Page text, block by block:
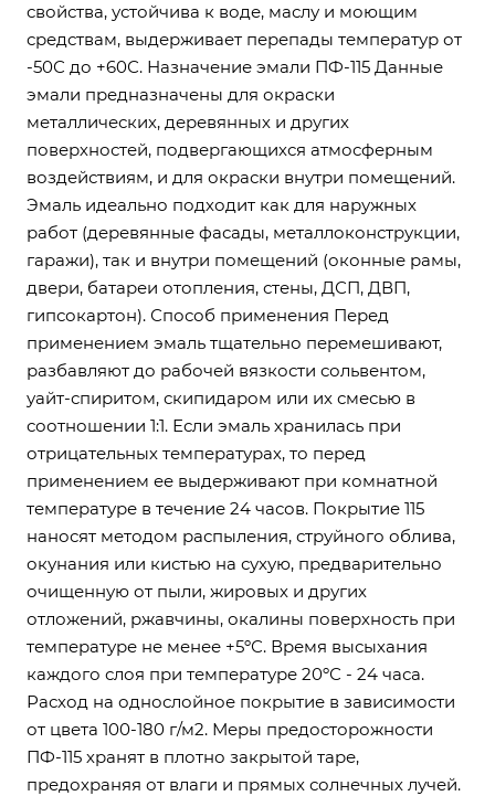
свойства, устойчива к воде, маслу и моющим
средствам, выдерживает перепады температур от
-50С до +60С. Назначение эмали ПФ-115 Данные
эмали предназначены для окраски
металлических, деревянных и других
поверхностей, подвергающихся атмосферным
воздействиям, и для окраски внутри помещений.
Эмаль идеально подходит как для наружных
работ (деревянные фасады, металлоконструкции,
гаражи), так и внутри помещений (оконные рамы,
двери, батареи отопления, стены, ДСП, ДВП,
гипсокартон). Способ применения Перед
применением эмаль тщательно перемешивают,
разбавляют до рабочей вязкости сольвентом,
уайт-спиритом, скипидаром или их смесью в
соотношении 1:1. Если эмаль хранилась при
отрицательных температурах, то перед
применением ее выдерживают при комнатной
температуре в течение 24 часов. Покрытие 115
наносят методом распыления, струйного облива,
окунания или кистью на сухую, предварительно
очищенную от пыли, жировых и других
отложений, ржавчины, окалины поверхность при
температуре не менее +5ºС. Время высыхания
каждого слоя при температуре 20ºС - 24 часа.
Расход на однослойное покрытие в зависимости
от цвета 100-180 г/м2. Меры предосторожности
ПФ-115 хранят в плотно закрытой таре,
предохраняя от влаги и прямых солнечных лучей.